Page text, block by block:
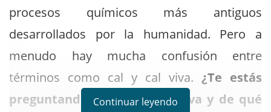
procesos químicos más antiguos
desarrollados por la humanidad. Pero a
menudo hay mucha confusión entre
términos como cal y cal viva. ¿Te estás
preguntando qué es la cal viva y de qué
Continuar leyendo